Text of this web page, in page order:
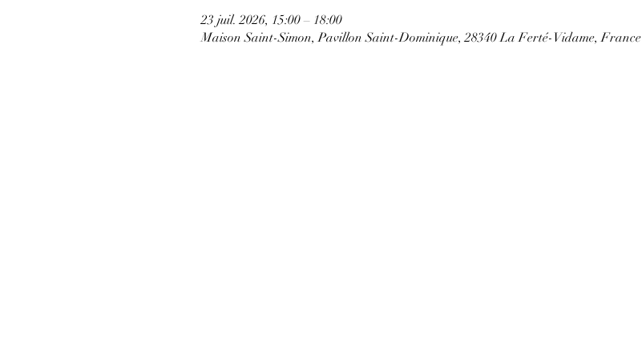
23 juil. 2026, 15:00 – 18:00
Maison Saint-Simon, Pavillon Saint-Dominique, 28340 La Ferté-Vidame, France